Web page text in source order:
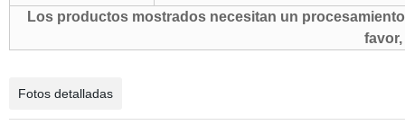
Los productos mostrados necesitan un
Fotos detalladas